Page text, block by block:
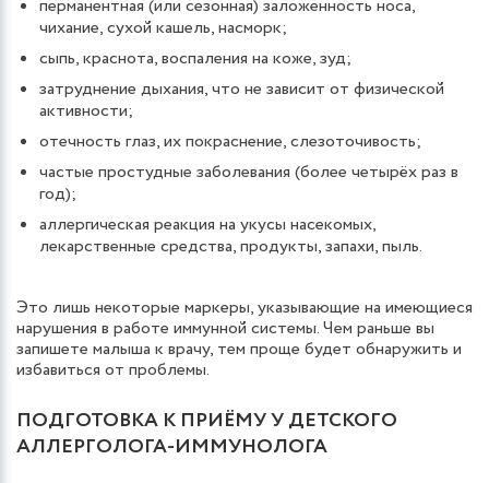
перманентная (или сезонная) заложенность носа,
чихание, сухой кашель, насморк;
сыпь, краснота, воспаления на коже, зуд;
затруднение дыхания, что не зависит от физической
активности;
отечность глаз, их покраснение, слезоточивость;
частые простудные заболевания (более четырёх раз в
год);
аллергическая реакция на укусы насекомых,
лекарственные средства, продукты, запахи, пыль.
Это лишь некоторые маркеры, указывающие на имеющиеся
нарушения в работе иммунной системы. Чем раньше вы
запишете малыша к врачу, тем проще будет обнаружить и
избавиться от проблемы.
ПОДГОТОВКА К ПРИЁМУ У ДЕТСКОГО
АЛЛЕРГОЛОГА-ИММУНОЛОГА